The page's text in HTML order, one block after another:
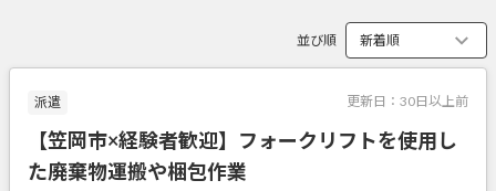
並び順
派遣 更新日： 30日以上前
【笠岡市×経験者歓迎】フォークリフトを使用し
た廃棄物運搬や梱包作業